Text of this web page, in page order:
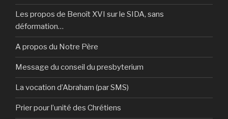
Les propos de Benoît XVI sur le SIDA, sans
déformation…
A propos du Notre Père
Message du conseil du presbyterium
La vocation d’Abraham (par SMS)
Prier pour l’unité des Chrétiens